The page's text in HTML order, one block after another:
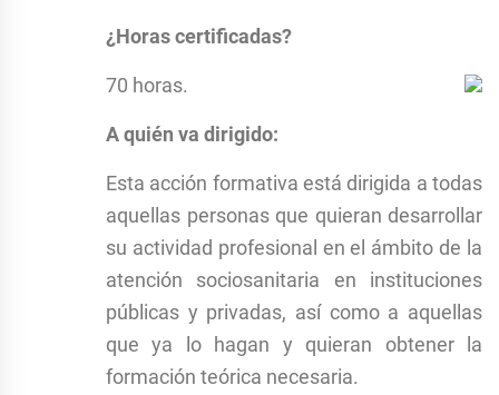
¿Horas certificadas?
70 horas.
A quién va dirigido:
Esta acción formativa está dirigida a todas
aquellas personas que quieran desarrollar
su actividad profesional en el ámbito de la
atención sociosanitaria en instituciones
públicas y privadas, así como a aquellas
que ya lo hagan y quieran obtener la
formación teórica necesaria.